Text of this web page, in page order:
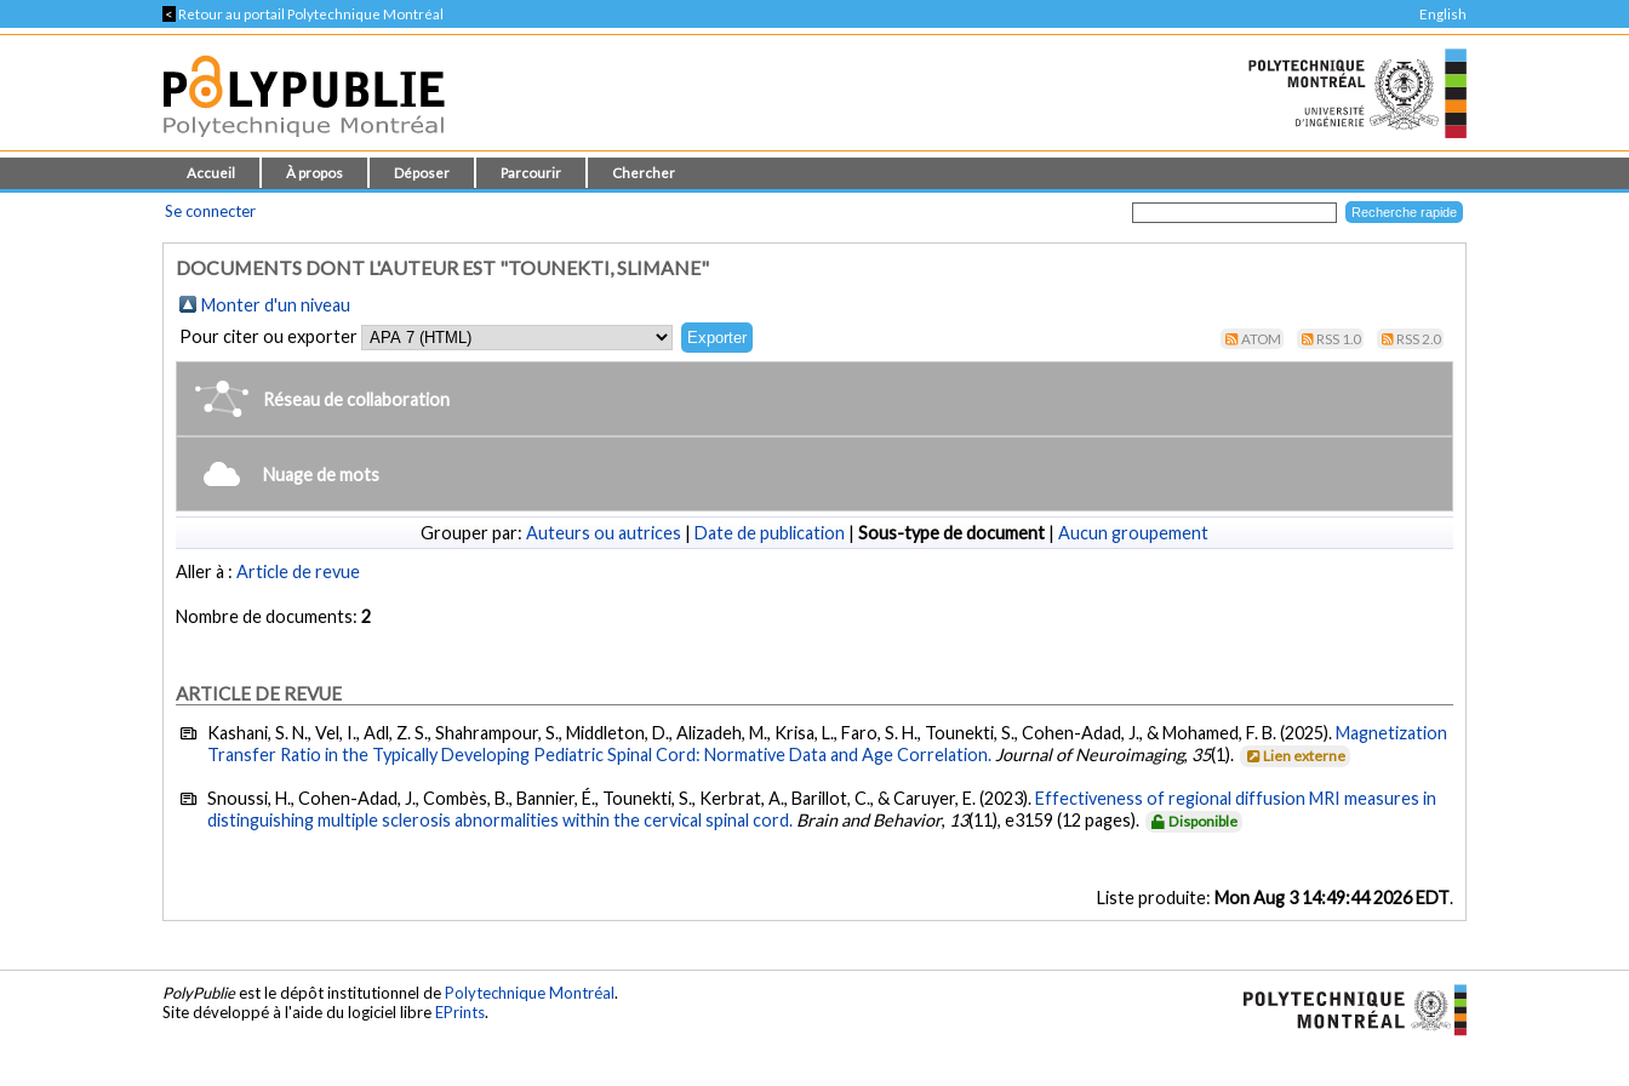
< Retour au portail Polytechnique Montréal English
Accueil À propos Déposer Parcourir Chercher
Se connecter
DOCUMENTS DONT L'AUTEUR EST "TOUNEKTI, SLIMANE"
Monter d'un niveau
Pour citer ou exporter
ATOM RSS 1.0 RSS 2.0
Réseau de collaboration
Nuage de mots
Grouper par: Auteurs ou autrices | Date de publication | Sous-type de document | Aucun groupement
Aller à :Article de revue
Nombre de documents:2
ARTICLE DE REVUE
Kashani, S. N., Vel, I., Adl, Z. S., Shahrampour, S., Middleton, D., Alizadeh, M., Krisa, L., Faro, S. H., Tounekti, S., Cohen-Adad, J., & Mohamed, F. B. (2025).Magnetization
Transfer Ratio in the Typically Developing Pediatric Spinal Cord: Normative Data and Age Correlation. Journal of Neuroimaging, 35(1). Lien externe
Snoussi, H., Cohen-Adad, J., Combès, B., Bannier, É., Tounekti, S., Kerbrat, A., Barillot, C., & Caruyer, E. (2023).Effectiveness of regional diffusion MRI measures in
distinguishing multiple sclerosis abnormalities within the cervical spinal cord. Brain and Behavior, 13(11), e3159 (12 pages). Disponible
Liste produite: Mon Aug 3 14:49:44 2026 EDT.
PolyPublieest le dépôt institutionnel dePolytechnique Montréal.
Site développé à l'aide du logiciel libreEPrints.